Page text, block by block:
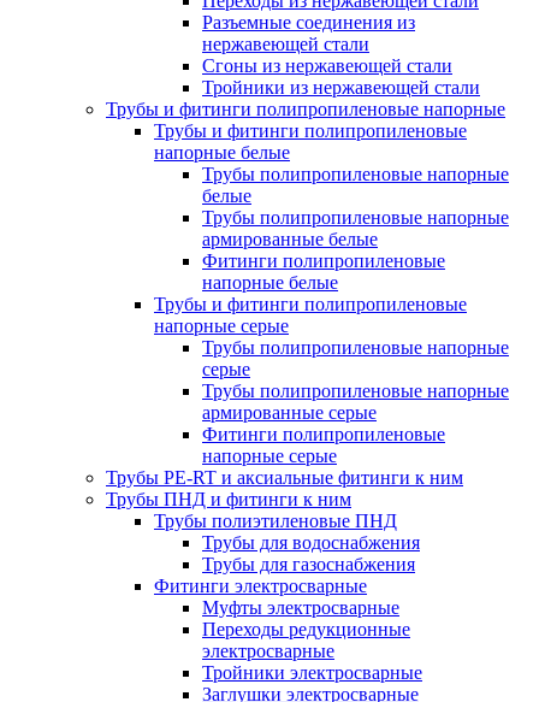
Разъемные соединения из
нержавеющей стали
Сгоны из нержавеющей стали
Тройники из нержавеющей стали
Трубы и фитинги полипропиленовые напорные
Трубы и фитинги полипропиленовые
напорные белые
Трубы полипропиленовые напорные
белые
Трубы полипропиленовые напорные
армированные белые
Фитинги полипропиленовые
напорные белые
Трубы и фитинги полипропиленовые
напорные серые
Трубы полипропиленовые напорные
серые
Трубы полипропиленовые напорные
армированные серые
Фитинги полипропиленовые
напорные серые
Трубы PE-RT и аксиальные фитинги к ним
Трубы ПНД и фитинги к ним
Трубы полиэтиленовые ПНД
Трубы для водоснабжения
Трубы для газоснабжения
Фитинги электросварные
Муфты электросварные
Переходы редукционные
электросварные
Тройники электросварные
Заглушки электросварные